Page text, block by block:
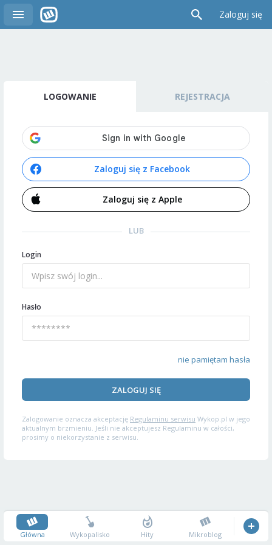
Zaloguj się
LOGOWANIE REJESTRACJA
Zaloguj się z Facebook
Zaloguj się z Apple
LUB
Login
Hasło
nie pamiętam hasła
ZALOGUJ SIĘ
Zalogowanie oznacza akceptację Regulaminu serwisu Wykop.pl w jego
aktualnym brzmieniu. Jeśli nie akceptujesz Regulaminu w całości,
prosimy o niekorzystanie z serwisu.
Główna Wykopalisko Hity Mikroblog